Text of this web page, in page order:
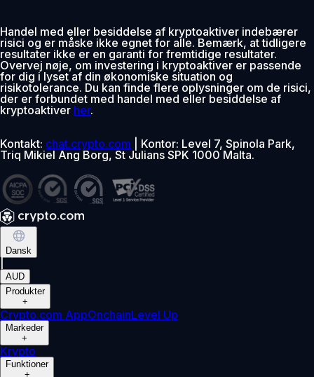
Handel med eller besiddelse af kryptoaktiver indebærer
risici og er måske ikke egnet for alle. Bemærk, at tidligere
resultater ikke er en garanti for fremtidige resultater.
Overvej nøje, om investering i kryptoaktiver er passende
for dig i lyset af din økonomiske situation og
risikotolerance. Du kan finde flere oplysninger om de risici,
der er forbundet med handel med eller besiddelse af
kryptoaktiver her.
Kontakt: chat.crypto.com | Kontor: Level 7, Spinola Park,
Triq Mikiel Ang Borg, St Julians SPK 1000 Malta.
Dansk
AUD
Produkter
+
Crypto.com AppOnchainLevel Up
Markeder
+
Krypto
Funktioner
+